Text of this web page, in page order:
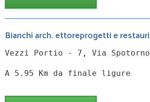
Bianchi arch. ettoreprogetti e restauri
Vezzi Portio - 7, Via Spotorno
A 5.95 Km da finale ligure